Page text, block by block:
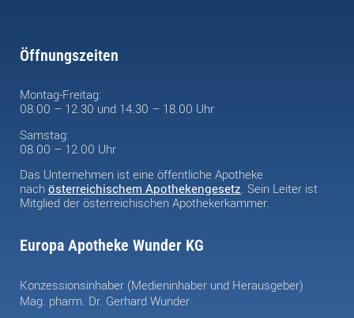
Öffnungszeiten
Montag-Freitag:
08.00 – 12.30 und 14.30 – 18.00 Uhr
Samstag:
08.00 – 12.00 Uhr
Das Unternehmen ist eine öffentliche Apotheke
nach österreichischem Apothekengesetz. Sein Leiter ist
Mitglied der österreichischen Apothekerkammer.
Europa Apotheke Wunder KG
Konzessionsinhaber (Medieninhaber und Herausgeber)
Mag. pharm. Dr. Gerhard Wunder